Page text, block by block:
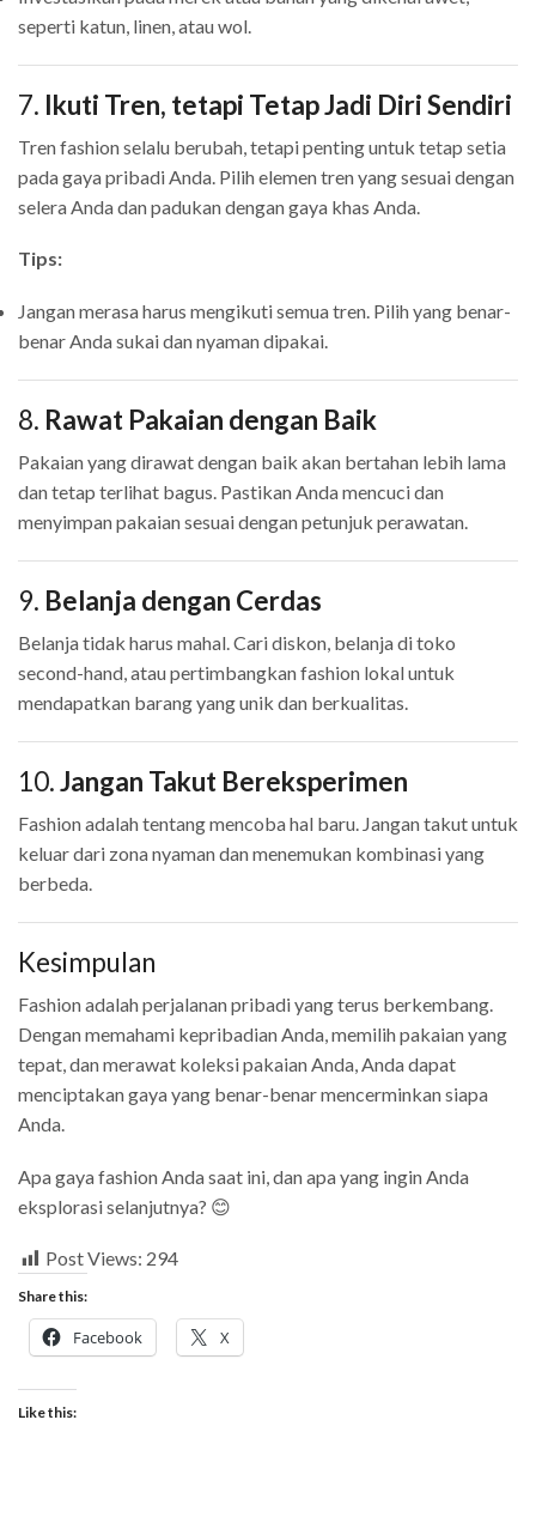
seperti katun, linen, atau wol.
7. Ikuti Tren, tetapi Tetap Jadi Diri Sendiri
Tren fashion selalu berubah, tetapi penting untuk tetap setia
pada gaya pribadi Anda. Pilih elemen tren yang sesuai dengan
selera Anda dan padukan dengan gaya khas Anda.
Tips:
Jangan merasa harus mengikuti semua tren. Pilih yang benar-
benar Anda sukai dan nyaman dipakai.
8. Rawat Pakaian dengan Baik
Pakaian yang dirawat dengan baik akan bertahan lebih lama
dan tetap terlihat bagus. Pastikan Anda mencuci dan
menyimpan pakaian sesuai dengan petunjuk perawatan.
9. Belanja dengan Cerdas
Belanja tidak harus mahal. Cari diskon, belanja di toko
second-hand, atau pertimbangkan fashion lokal untuk
mendapatkan barang yang unik dan berkualitas.
10.Jangan Takut Bereksperimen
Fashion adalah tentang mencoba hal baru. Jangan takut untuk
keluar dari zona nyaman dan menemukan kombinasi yang
berbeda.
Kesimpulan
Fashion adalah perjalanan pribadi yang terus berkembang.
Dengan memahami kepribadian Anda, memilih pakaian yang
tepat, dan merawat koleksi pakaian Anda, Anda dapat
menciptakan gaya yang benar-benar mencerminkan siapa
Anda.
Apa gaya fashion Anda saat ini, dan apa yang ingin Anda
eksplorasi selanjutnya? 😊
Post Views: 294
Share this:
Facebook X
Like this: